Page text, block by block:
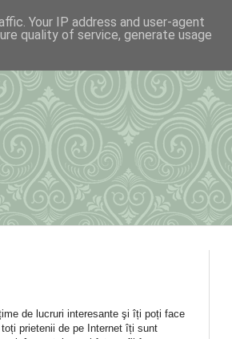
de lucruri interesante şi îți poți face
prietenii de pe Internet îți sunt
Your IP address and user-agent
quality of service, generate usage